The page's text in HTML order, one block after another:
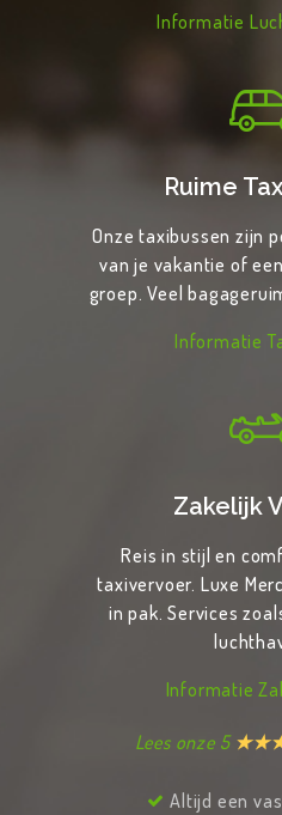
Informatie
Ruime
Onze taxibussen zijn
van je vakantie of
groep. Veel
Informatie
Zakelijk
Reis in stijl en
taxivervoer. Luxe
in pak. Services
Informatie
Lees onze 5
Altijd een